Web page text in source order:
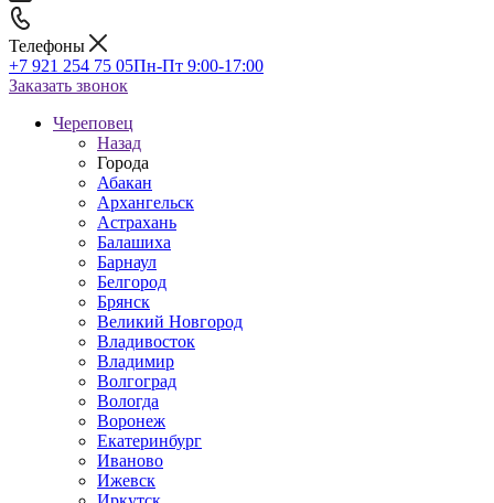
Телефоны
+7 921 254 75 05Пн-Пт 9:00-17:00
Заказать звонок
Череповец
Назад
Города
Абакан
Архангельск
Астрахань
Балашиха
Барнаул
Белгород
Брянск
Великий Новгород
Владивосток
Владимир
Волгоград
Вологда
Воронеж
Екатеринбург
Иваново
Ижевск